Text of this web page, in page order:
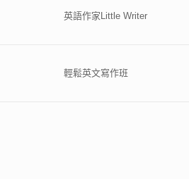
英語作家Little Writer
輕鬆英文寫作班